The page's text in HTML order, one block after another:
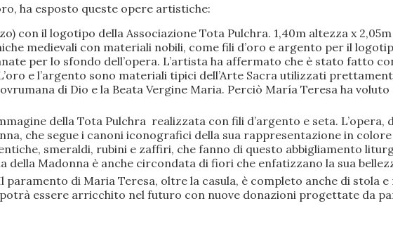
ha esposto queste opere artistiche:
con il logotipo della Associazione Tota Pulchra. 1,40m altezza x
medievali con materiali nobili, come fili d’oro e argento per il
per lo sfondo dell’opera. L’artista ha affermato che è stato fatto
e l’argento sono materiali tipici dell’Arte Sacra utilizzati
di Dio e la Beata Vergine Maria. Perciò María Teresa ha
della Tota Pulchra realizzata con fili d’argento e seta.
che segue i canoni iconografici della sua rappresentazione in
smeraldi, rubini e zaffiri, che fanno di questo abbigliamento
della Madonna è anche circondata di fiori che enfatizzano la sua
paramento di Maria Teresa, oltre la casula, è completo anche di stola
essere arricchito nel futuro con nuove donazioni progettate da